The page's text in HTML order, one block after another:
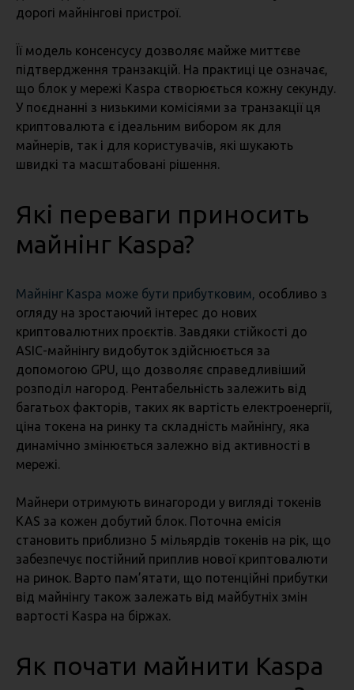
дорогі майнінгові пристрої.
Її модель консенсусу дозволяє майже миттєве
підтвердження транзакцій. На практиці це означає,
що блок у мережі Kaspa створюється кожну секунду.
У поєднанні з низькими комісіями за транзакції ця
криптовалюта є ідеальним вибором як для
майнерів, так і для користувачів, які шукають
швидкі та масштабовані рішення.
Які переваги приносить
майнінг Kaspa?
Майнінг Kaspa може бути прибутковим, особливо з
огляду на зростаючий інтерес до нових
криптовалютних проєктів. Завдяки стійкості до
ASIC-майнінгу видобуток здійснюється за
допомогою GPU, що дозволяє справедливіший
розподіл нагород. Рентабельність залежить від
багатьох факторів, таких як вартість електроенергії,
ціна токена на ринку та складність майнінгу, яка
динамічно змінюється залежно від активності в
мережі.
Майнери отримують винагороди у вигляді токенів
KAS за кожен добутий блок. Поточна емісія
становить приблизно 5 мільярдів токенів на рік, що
забезпечує постійний приплив нової криптовалюти
на ринок. Варто пам’ятати, що потенційні прибутки
від майнінгу також залежать від майбутніх змін
вартості Kaspa на біржах.
Як почати майнити Kaspa